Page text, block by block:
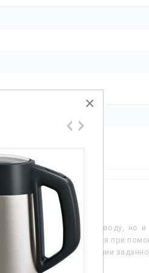
×
только вскипятить воду, но и
колбе осуществляется при
закипании и достижении